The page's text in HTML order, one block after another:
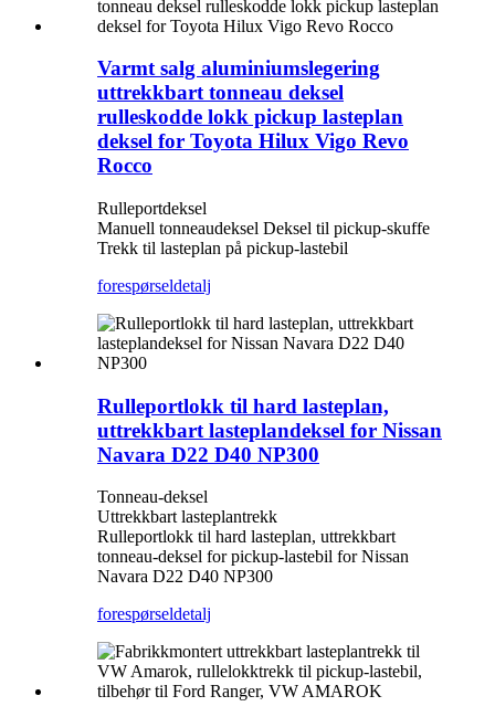
Varmt salg aluminiumslegering
uttrekkbart tonneau deksel
rulleskodde lokk pickup lasteplan
deksel for Toyota Hilux Vigo Revo
Rocco
Rulleportdeksel
Manuell tonneaudeksel Deksel til pickup-skuffe
Trekk til lasteplan på pickup-lastebil
forespørseldetalj
Rulleportlokk til hard lasteplan,
uttrekkbart lasteplandeksel for Nissan
Navara D22 D40 NP300
Tonneau-deksel
Uttrekkbart lasteplantrekk
Rulleportlokk til hard lasteplan, uttrekkbart
tonneau-deksel for pickup-lastebil for Nissan
Navara D22 D40 NP300
forespørseldetalj